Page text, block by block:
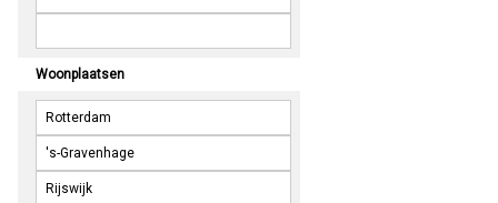
Woonplaatsen